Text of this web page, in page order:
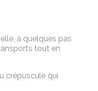
à quelques pas
tout en
crépuscule qui